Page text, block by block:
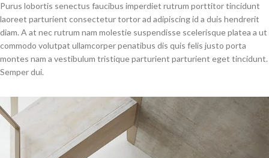
Purus lobortis senectus faucibus imperdiet rutrum porttitor tincidunt
laoreet parturient consectetur tortor ad adipiscing id a duis hendrerit
diam. A at nec rutrum nam molestie suspendisse scelerisque platea a ut
commodo volutpat ullamcorper penatibus dis quis felis justo porta
montes nam a vestibulum tristique parturient parturient eget tincidunt.
Semper dui.